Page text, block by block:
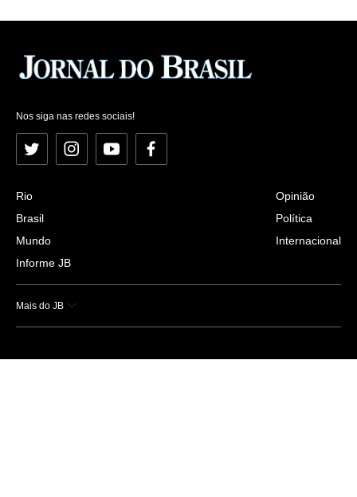
Nos siga nas redes sociais!
Twitter InstagramYouTubeFacebook
Rio
Brasil
Mundo
Informe JB
Opinião
Política
Internacional
Mais do JB
Esportes